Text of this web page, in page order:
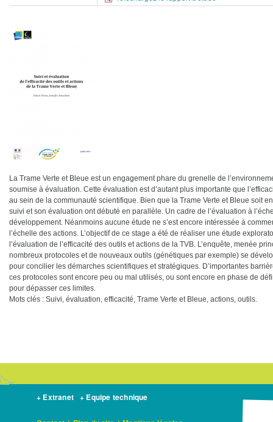
La Trame Verte et Bleue est un engagement phare du grenelle de
soumise à évaluation. Cette évaluation est d’autant plus importante que
au sein de la communauté scientifique. Bien que la Trame Verte et Bleue soit
suivi et son évaluation ont débuté en parallèle. Un cadre de l’évaluation à
développement. Néanmoins aucune étude ne s’est encore intéressée à
l’échelle des actions. L’objectif de ce stage a été de réaliser une étude
l’évaluation de l’efficacité des outils et actions de la TVB. L’enquête, menée
nombreux protocoles et de nouveaux outils (génétiques par exemple) se
pour concilier les démarches scientifiques et stratégiques. D’importantes
ces protocoles sont encore peu ou mal utilisés, ou sont encore en phase de
pour dépasser ces limites.
Mots clés : Suivi, évaluation, efficacité, Trame Verte et Bleue, actions, outils.
+ Extranet + Equipe technique